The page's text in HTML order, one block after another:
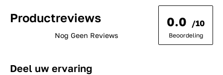
Productreviews
Nog Geen Reviews
0.0 /10
Beoordeling
Deel uw ervaring